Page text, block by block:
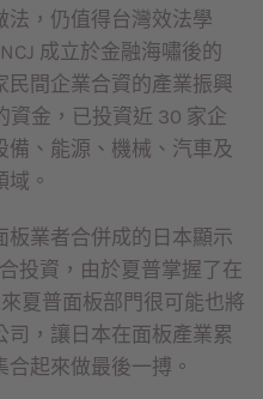
法，仍值得台灣效法學
成立於金融海嘯後的
民間企業合資的產業振興
資金，已投資近 30 家企
、能源、機械、汽車及
。
板業者合併成的日本顯示
投資，由於夏普掌握了在
夏普面板部門很可能也將
，讓日本在面板產業累
起來做最後一搏。